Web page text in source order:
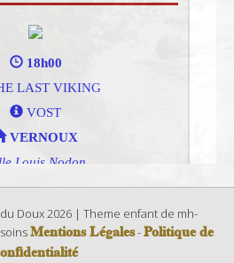
Doux 2026 | Theme enfant de mh-
Mentions Légales-Politique de